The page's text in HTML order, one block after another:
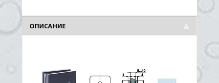
ОПИСАНИЕ